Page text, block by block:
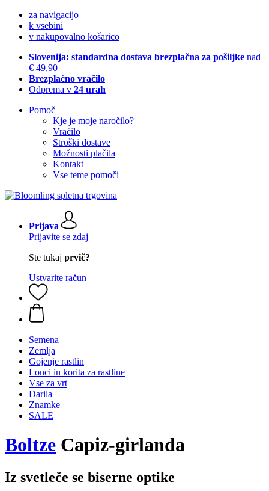
za navigacijo
k vsebini
v nakupovalno košarico
Slovenija: standardna dostava brezplačna za pošiljke nad
€ 49,90
Brezplačno vračilo
Odprema v 24 urah
Pomoč
Kje je moje naročilo?
Vračilo
Stroški dostave
Možnosti plačila
Kontakt
Vse teme pomoči
Prijava
Prijavite se zdaj
Ste tukaj prvič?
Ustvarite račun
Semena
Zemlja
Gojenje rastlin
Lonci in korita za rastline
Vse za vrt
Darila
Znamke
SALE
Boltze Capiz-girlanda
Iz svetleče se biserne optike